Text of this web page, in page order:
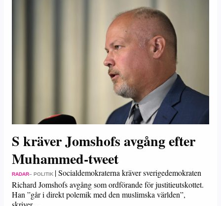
S kräver Jomshofs avgång efter
Muhammed-tweet
RADAR– POLITIK |Socialdemokraterna kräver sverigedemokraten
Richard Jomshofs avgång som ordförande för justitieutskottet.
Han ”går i direkt polemik med den muslimska världen”,